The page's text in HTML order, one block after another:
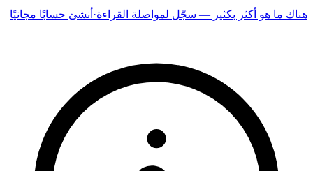
هناك ما هو أكثر بكثير — سجّل لمواصلة القراءة· أنشئ حسابًا مجانيًا